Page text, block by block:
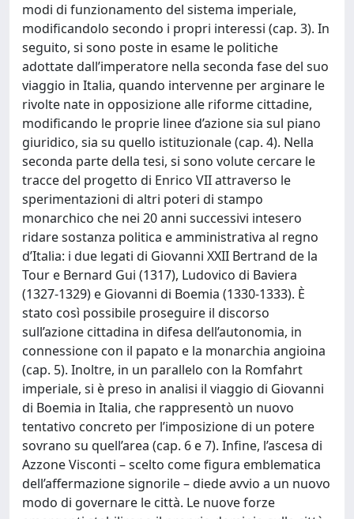
modi di funzionamento del sistema imperiale,
modificandolo secondo i propri interessi (cap. 3). In
seguito, si sono poste in esame le politiche
adottate dall’imperatore nella seconda fase del suo
viaggio in Italia, quando intervenne per arginare le
rivolte nate in opposizione alle riforme cittadine,
modificando le proprie linee d’azione sia sul piano
giuridico, sia su quello istituzionale (cap. 4). Nella
seconda parte della tesi, si sono volute cercare le
tracce del progetto di Enrico VII attraverso le
sperimentazioni di altri poteri di stampo
monarchico che nei 20 anni successivi intesero
ridare sostanza politica e amministrativa al regno
d’Italia: i due legati di Giovanni XXII Bertrand de la
Tour e Bernard Gui (1317), Ludovico di Baviera
(1327-1329) e Giovanni di Boemia (1330-1333). È
stato così possibile proseguire il discorso
sull’azione cittadina in difesa dell’autonomia, in
connessione con il papato e la monarchia angioina
(cap. 5). Inoltre, in un parallelo con la Romfahrt
imperiale, si è preso in analisi il viaggio di Giovanni
di Boemia in Italia, che rappresentò un nuovo
tentativo concreto per l’imposizione di un potere
sovrano su quell’area (cap. 6 e 7). Infine, l’ascesa di
Azzone Visconti – scelto come figura emblematica
dell’affermazione signorile – diede avvio a un nuovo
modo di governare le città. Le nuove forze